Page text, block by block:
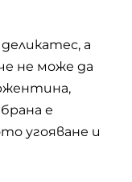
а
не може да
е
угояване и